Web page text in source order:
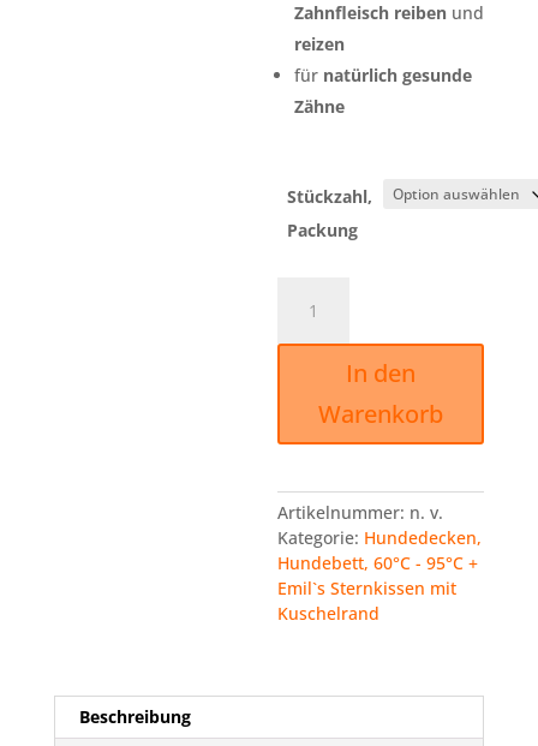
Zahnfleisch reiben und
reizen
für natürlich gesunde
Zähne
Stückzahl,
Packung
Hundefinger
schonende
Zahnreinigung
bei
Menge
In den
Warenkorb
Artikelnummer: n. v.
Kategorie: Hundedecken,
Hundebett, 60°C - 95°C +
Emil`s Sternkissen mit
Kuschelrand
Beschreibung